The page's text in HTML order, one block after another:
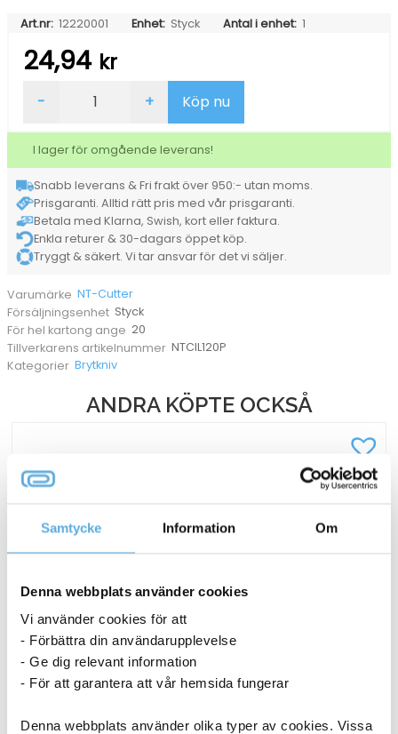
Samtycke Information Om
Denna webbplats använder cookies
Vi använder cookies för att
- Förbättra din användarupplevelse
- Ge dig relevant information
- För att garantera att vår hemsida fungerar
Denna webbplats använder olika typer av cookies. Vissa
Art.nr: 12220001 Enhet: Styck Antal i enhet: 1
24,94 kr
Nt-
Il-
120P
mängd
- + Köp nu
I lager för omgående leverans!
Snabb leverans & Fri frakt över 950:- utan moms.
Prisgaranti. Alltid rätt pris med vår prisgaranti.
Betala med Klarna, Swish, kort eller faktura.
Enkla returer & 30-dagars öppet köp.
Tryggt & säkert. Vi tar ansvar för det vi säljer.
Varumärke NT-Cutter
Försäljningsenhet Styck
För hel kartong ange 20
Tillverkarens artikelnummer NTCIL120P
Kategorier Brytkniv
ANDRA KÖPTE OCKSÅ